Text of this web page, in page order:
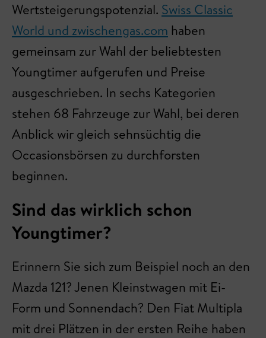
Wertsteigerungspotenzial. Swiss Classic
World und zwischengas.com haben
gemeinsam zur Wahl der beliebtesten
Youngtimer aufgerufen und Preise
ausgeschrieben. In sechs Kategorien
stehen 68 Fahrzeuge zur Wahl, bei deren
Anblick wir gleich sehnsüchtig die
Occasionsbörsen zu durchforsten
beginnen.
Sind das wirklich schon
Youngtimer?
Erinnern Sie sich zum Beispiel noch an den
Mazda 121? Jenen Kleinstwagen mit Ei-
Form und Sonnendach? Den Fiat Multipla
mit drei Plätzen in der ersten Reihe haben